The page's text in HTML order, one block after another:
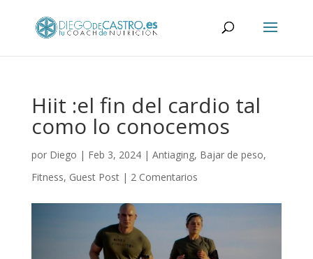
Hiit :el fin del cardio tal
como lo conocemos
por Diego | Feb 3, 2024| Antiaging, Bajar de peso,
Fitness, Guest Post| 2 Comentarios